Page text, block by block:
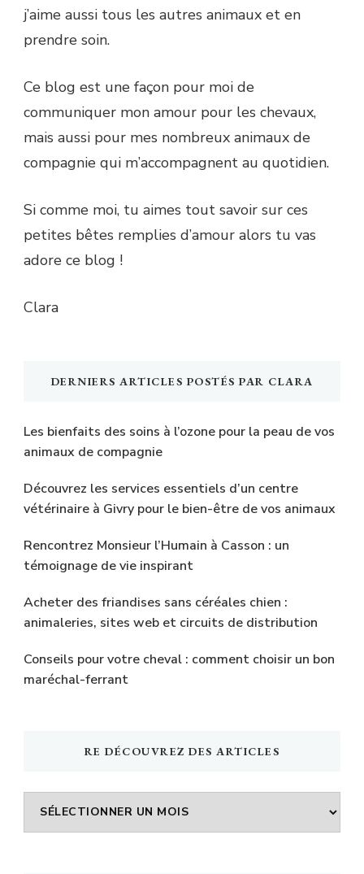
j’aime aussi tous les autres animaux et en
prendre soin.
Ce blog est une façon pour moi de
communiquer mon amour pour les chevaux,
mais aussi pour mes nombreux animaux de
compagnie qui m’accompagnent au quotidien.
Si comme moi, tu aimes tout savoir sur ces
petites bêtes remplies d’amour alors tu vas
adore ce blog !
Clara
DERNIERS ARTICLES POSTÉS PAR CLARA
Les bienfaits des soins à l’ozone pour la peau de vos
animaux de compagnie
Découvrez les services essentiels d’un centre
vétérinaire à Givry pour le bien-être de vos animaux
Rencontrez Monsieur l’Humain à Casson : un
témoignage de vie inspirant
Acheter des friandises sans céréales chien :
animaleries, sites web et circuits de distribution
Conseils pour votre cheval : comment choisir un bon
maréchal-ferrant
RE DÉCOUVREZ DES ARTICLES
découvrez